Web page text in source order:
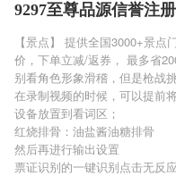
9297至尊品源信誉注
【景点】 提供全国3000+景
价，下单立减/返券， 最多省
别看角色形象滑稽，但是枪战
在录制视频的时候，可以提前
设备放置到看词区；
红烧排骨：油盐酱油糖排骨
然后再进行输出设置
票证识别的一键识别点击无反